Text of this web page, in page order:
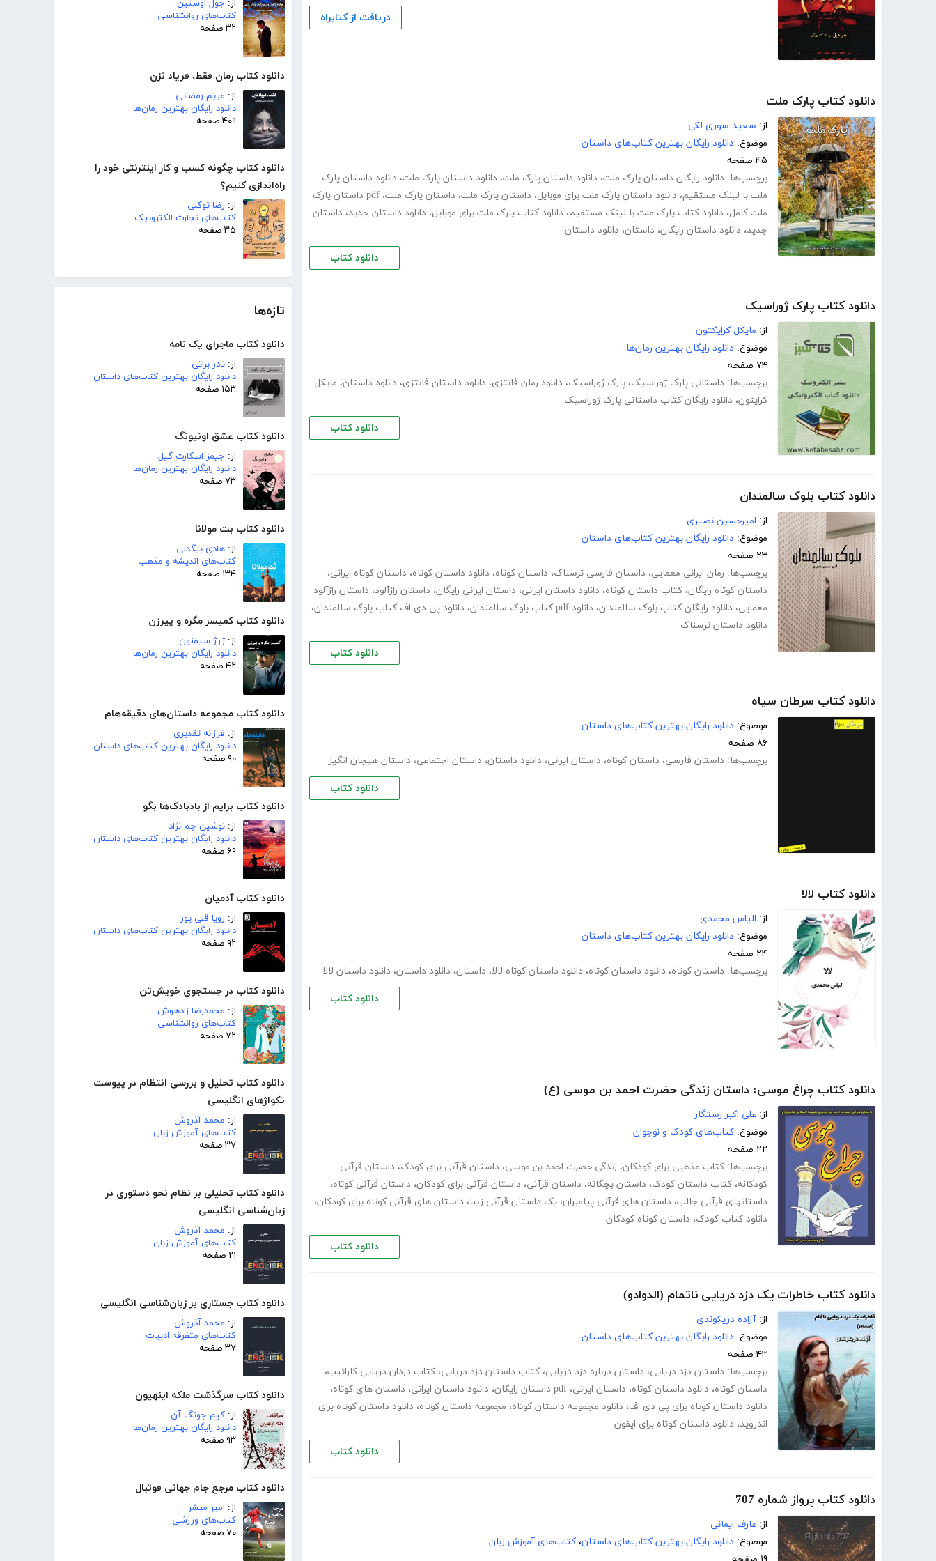
از: جول اوستین
کتاب‌های روانشناسی
۳۲ صفحه
دانلود کتاب رمان فقط، فریاد نزن
از: مریم رمضانی
دانلود رایگان بهترین رمان‌ها
۴۰۹ صفحه
دانلود کتاب چگونه کسب و کار اینترنتی خود را
راه‌اندازی کنیم؟
از: رضا توکلی
کتاب‌های تجارت الکترونیک
۳۵ صفحه
تازه‌ها
دانلود کتاب ماجرای یک نامه
از: نادر براتی
دانلود رایگان بهترین کتاب‌های داستان
۱۵۳ صفحه
دانلود کتاب عشق اونیونگ
از: جیمز اسکارث گیل
دانلود رایگان بهترین رمان‌ها
۷۳ صفحه
دانلود کتاب بت مولانا
از: هادی بیگدلی
کتاب‌های اندیشه و مذهب
۱۳۴ صفحه
دانلود کتاب کمیسر مگره و پیرزن
از:ژرژ سیمنون
دانلود رایگان بهترین رمان‌ها
۴۲ صفحه
دانلود کتاب مجموعه داستان‌های دقیقه‌هام
از: فرزانه تقدیری
دانلود رایگان بهترین کتاب‌های داستان
۹۰ صفحه
دانلود کتاب برایم از بادبادک‌ها بگو
از: نوشین جم نژاد
دانلود رایگان بهترین کتاب‌های داستان
۶۹ صفحه
دانلود کتاب آدمیان
از: زویا قلی پور
دانلود رایگان بهترین کتاب‌های داستان
۹۲ صفحه
دانلود کتاب در جستجوی خویش‌تن
از: محمدرضا زادهوش
کتاب‌های روانشناسی
۷۲ صفحه
دانلود کتاب تحلیل و بررسی انتظام در پیوست
تکواژهای انگلیسی
از: محمد آذروش
کتاب‌های آموزش زبان
۳۷ صفحه
دانلود کتاب تحلیلی بر نظام نحو دستوری در
زبان‌شناسی انگلیسی
از: محمد آذروش
کتاب‌های آموزش زبان
۲۱ صفحه
دانلود کتاب جستاری بر زبان‌شناسی انگلیسی
از: محمد آذروش
کتاب‌های متفرقه ادبیات
۳۷ صفحه
دانلود کتاب سرگذشت ملکه اینهیون
از: کیم جونگ آن
دانلود رایگان بهترین رمان‌ها
۹۳ صفحه
دانلود کتاب مرجع جام جهانی فوتبال
از: امیر مبشر
کتاب‌های ورزشی
۷۰ صفحه
دریافت از کتابراه
دانلود کتاب پارک ملت
از: سعید سوری لکی
موضوع: دانلود رایگان بهترین کتاب‌های داستان
۴۵ صفحه
برچسب‌ها: دانلود رایگان داستان پارک ملت، دانلود داستان پارک ملت، دانلود داستان پارک ملت، دانلود داستان پارک
ملت با لینک مستقیم، دانلود داستان پارک ملت برای موبایل، داستان پارک ملت، داستان پارک ملت،
pdf داستان پارک
ملت کامل، دانلود کتاب پارک ملت با لینک مستقیم، دانلود کتاب پارک ملت برای موبایل، دانلود داستان جدید، داستان
جدید، دانلود داستان رایگان، داستان، دانلود داستان
دانلود کتاب
دانلود کتاب پارک ژوراسیک
از: مایکل کرایکتون
موضوع: دانلود رایگان بهترین رمان‌ها
۷۴ صفحه
برچسب‌ها: داستانی پارک ژوراسیک، پارک ژوراسیک، دانلود رمان فانتزی، دانلود داستان فانتزی، دانلود داستان، مایکل
کرایتون، دانلود رایگان کتاب داستانی پارک ژوراسیک
دانلود کتاب
دانلود کتاب بلوک سالمندان
از: امیرحسین نصیری
موضوع: دانلود رایگان بهترین کتاب‌های داستان
۲۳ صفحه
برچسب‌ها: رمان ایرانی معمایی، داستان فارسی ترسناک، داستان کوتاه، دانلود داستان کوتاه، داستان کوتاه ایرانی،
داستان کوتاه رایگان، کتاب داستان کوتاه، دانلود داستان ایرانی، داستان ایرانی رایگان، داستان رازآلود، داستان رازآلود
معمایی، دانلود رایگان کتاب بلوک سالمندان، دانلود pdf کتاب بلوک سالمندان ، دانلود پی دی اف کتاب بلوک سالمندان،
دانلود داستان ترسناک
دانلود کتاب
دانلود کتاب سرطان سیاه
موضوع: دانلود رایگان بهترین کتاب‌های داستان
۸۶ صفحه
برچسب‌ها: داستان فارسی، داستان کوتاه، داستان ایرانی، دانلود داستان، داستان اجتماعی، داستان هیجان انگیز
دانلود کتاب
دانلود کتاب لالا
از: الیاس محمدی
موضوع: دانلود رایگان بهترین کتاب‌های داستان
۲۴ صفحه
برچسب‌ها: داستان کوتاه، دانلود داستان کوتاه، دانلود داستان کوتاه لالا، داستان، دانلود داستان، دانلود داستان لالا
دانلود کتاب
دانلود کتاب چراغ موسی: داستان زندگی حضرت احمد بن موسی (ع)
از: علی اکبر رستگار
موضوع: کتاب‌های کودک و نوجوان
۲۲ صفحه
برچسب‌ها: کتاب مذهبی برای کودکان، زندگی حضرت احمد بن موسی، داستان قرآنی برای کودک، داستان قرآنی
کودکانه، کتاب داستان کودک، داستان بچگانه، داستان قرآنی، داستان قرآنی برای کودکان، داستان قرآنی کوتاه،
داستانهای قرآنی جالب، داستان های قرآنی پیامبران، یک داستان قرآنی زیبا، داستان های قرآنی کوتاه برای کودکان،
دانلود کتاب کودک، داستان کوتاه کودکان
دانلود کتاب
دانلود کتاب خاطرات یک دزد دریایی ناتمام (الدوادو)
از: آزاده دریکوندی
موضوع: دانلود رایگان بهترین کتاب‌های داستان
۴۳ صفحه
برچسب‌ها: داستان دزد دریایی، داستان درباره دزد دریایی، کتاب داستان دزد دریایی، کتاب دزدان دریایی کارائیب،
داستان کوتاه، دانلود داستان کوتاه، داستان ایرانی، pdf داستان رایگان ، دانلود داستان ایرانی، داستان های کوتاه،
دانلود داستان کوتاه برای پی دی اف، دانلود مجموعه داستان کوتاه، مجموعه داستان کوتاه، دانلود داستان کوتاه برای
اندروید، دانلود داستان کوتاه برای ایفون
دانلود کتاب
دانلود کتاب پرواز شماره 707
از: عارف ایمانی
موضوع: دانلود رایگان بهترین کتاب‌های داستان، کتاب‌های آموزش زبان